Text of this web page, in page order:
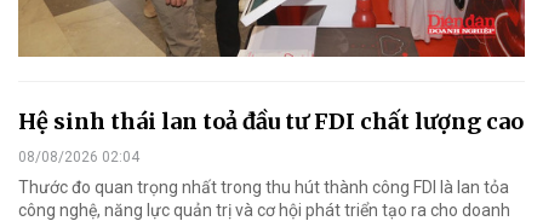
Hệ sinh thái lan toả đầu tư FDI chất lượng cao
08/08/2026 02:04
Thước đo quan trọng nhất trong thu hút thành công FDI là lan tỏa
công nghệ, năng lực quản trị và cơ hội phát triển tạo ra cho doanh